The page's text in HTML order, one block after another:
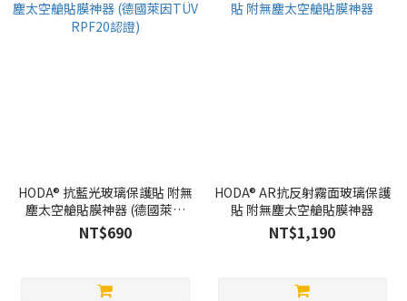
HODA® 抗藍光玻璃保護貼 附無
塵太空艙貼膜神器 (德國萊因
TÜV RPF20認證)
NT$690
HODA® AR抗反射霧面玻璃保護
貼 附無塵太空艙貼膜神器
NT$1,190